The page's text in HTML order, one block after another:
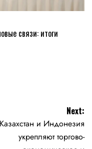
связи: итоги
Next:
Казахстан и Индонезия
укрепляют торгово-